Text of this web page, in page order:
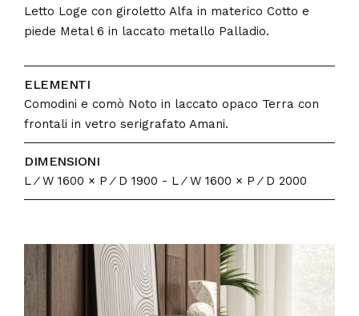
Letto Loge con giroletto Alfa in materico Cotto e
piede Metal 6 in laccato metallo Palladio.
ELEMENTI
Comodini e comò Noto in laccato opaco Terra con
frontali in vetro serigrafato Amani.
DIMENSIONI
L ⁄ W 1600 × P ⁄ D 1900 - L ⁄ W 1600 × P ⁄ D 2000